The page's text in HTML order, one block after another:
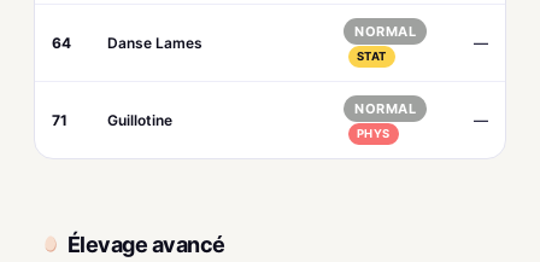
64 Danse Lames
NORMAL
STAT
—
71 Guillotine
NORMAL
PHYS
—
Élevage avancé